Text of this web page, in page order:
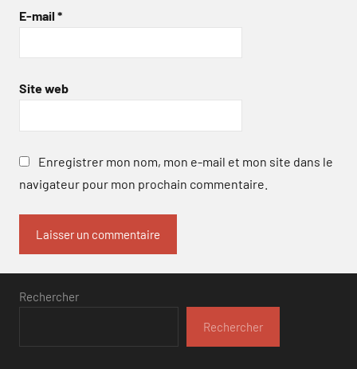
E-mail *
Site web
Enregistrer mon nom, mon e-mail et mon site dans le
navigateur pour mon prochain commentaire.
Rechercher
Rechercher